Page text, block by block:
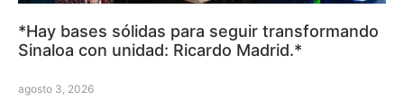
*Hay bases sólidas para seguir transformando
Sinaloa con unidad: Ricardo Madrid.*
agosto 3, 2026